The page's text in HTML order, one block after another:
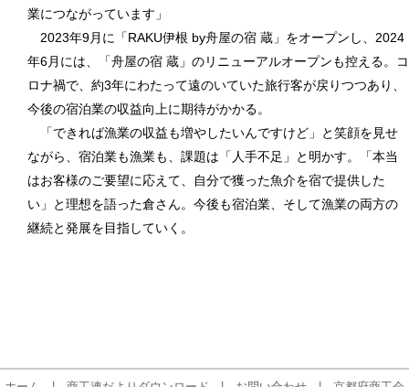
業につながっています」
2023年9月に「RAKU伊根 by舟屋の宿 蔵」をオープンし、2024
年6月には、「舟屋の宿 蔵」のリニューアルオープンも控える。コ
ロナ禍で、約3年にわたって遠のいていた旅行客が戻りつつあり、
今後の宿泊業の収益向上に期待がかかる。
「できれば漁業の収益も増やしたいんですけど」と笑顔を見せ
ながら、宿泊業も漁業も、課題は「人手不足」と明かす。「本当
はお客様のご要望に応えて、自分で獲った魚介を宿で提供した
い」と理想を語った倉さん。今後も宿泊業、そして漁業の両方の
継続と発展を目指していく。